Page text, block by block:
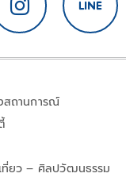
สถานการณ์
ที่ยว – ศิลปวัฒนธรรม